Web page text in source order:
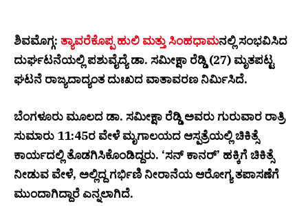
ಶಿವಮೊಗ್ಗ: ತ್ಯಾವರೆಕೊಪ್ಪ ಹುಲಿ ಮತ್ತು ಸಿಂಹಧಾಮನಲ್ಲಿ ಸಂಭವಿಸಿದ
ದುರ್ಘಟನೆಯಲ್ಲಿ ಪಶುವೈದ್ಯೆ ಡಾ. ಸಮೀಕ್ಷಾ ರೆಡ್ಡಿ (27) ಮೃತಪಟ್ಟ
ಘಟನೆ ರಾಜ್ಯದಾದ್ಯಂತ ದುಃಖದ ವಾತಾವರಣ ನಿರ್ಮಿಸಿದೆ.
ಬೆಂಗಳೂರು ಮೂಲದ ಡಾ. ಸಮೀಕ್ಷಾ ರೆಡ್ಡಿ ಅವರು ಗುರುವಾರ ರಾತ್ರಿ
ಸುಮಾರು 11:45ರ ವೇಳೆ ಮೃಗಾಲಯದ ಆಸ್ಪತ್ರೆಯಲ್ಲಿ ಚಿಕಿತ್ಸೆ
ಕಾರ್ಯದಲ್ಲಿ ತೊಡಗಿಸಿಕೊಂಡಿದ್ದರು. ‘ಸನ್ ಕಾನರ್’ ಹಕ್ಕಿಗೆ ಚಿಕಿತ್ಸೆ
ನೀಡುವ ವೇಳೆ, ಅಲ್ಲಿದ್ದ ಗರ್ಭಿಣಿ ನೀರಾನೆಯ ಆರೋಗ್ಯ ತಪಾಸಣೆಗೆ
ಮುಂದಾಗಿದ್ದಾರೆ ಎನ್ನಲಾಗಿದೆ.